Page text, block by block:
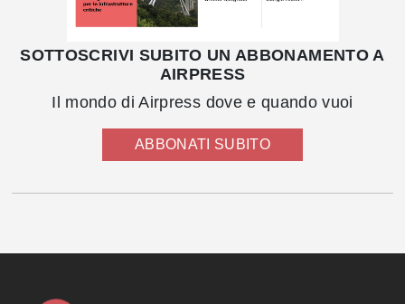
SOTTOSCRIVI SUBITO UN ABBONAMENTO A
AIRPRESS
Il mondo di Airpress dove e quando vuoi
ABBONATI SUBITO